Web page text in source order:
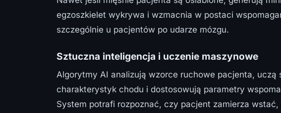
egzoszkielet wykrywa i wzmacnia w postaci
szczególnie u pacjentów po udarze mózgu.
Sztuczna inteligencja i uczenie maszynowe
Algorytmy AI analizują wzorce ruchowe pacjenta, uczą
charakterystyk chodu i dostosowują parametry
System potrafi rozpoznać, czy pacjent zamierza